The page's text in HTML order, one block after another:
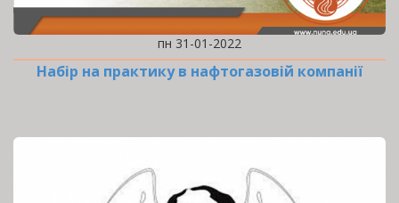
пн 31-01-2022
Набір на практику в нафтогазовій компанії